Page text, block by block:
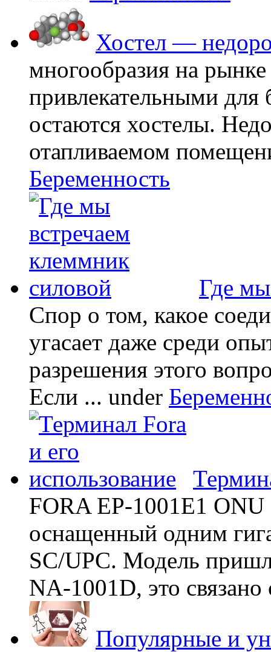
Хостел —
многообразия на
привлекательными
остаются хостелы.
отапливаемом
Беременность
Где
Спор о том, какое
угасает даже среди
разрешения этого
Если ... under
FORA EP-1001E1 ONU
оснащенный одним
SC/UPC. Модель
NA-1001D, это связано
Популярные и